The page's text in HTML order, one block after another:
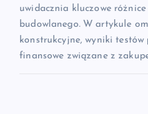
uwidacznia kluczowe
budowlanego. W artykule
konstrukcyjne, wyniki
finansowe związane z